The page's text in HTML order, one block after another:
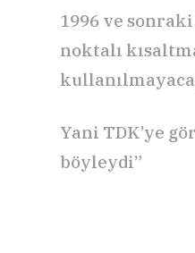
1996 ve
noktalı
Yani TDK’ye
böyleydi”